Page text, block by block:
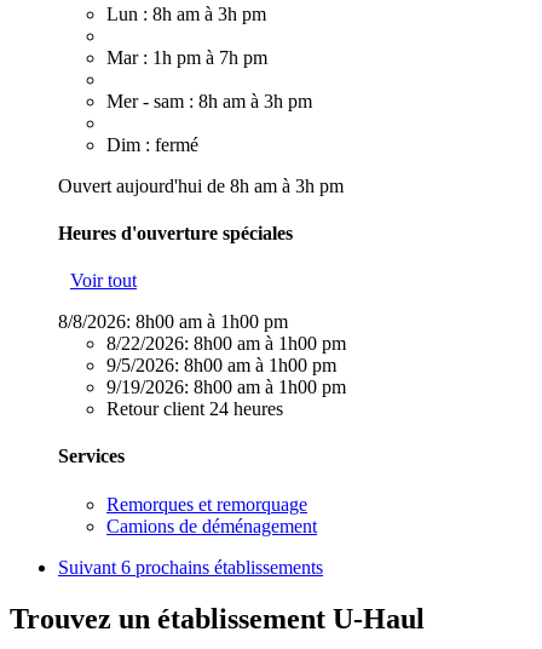
Lun : 8h am à 3h pm
Mar : 1h pm à 7h pm
Mer - sam : 8h am à 3h pm
Dim : fermé
Ouvert aujourd'hui de 8h am à 3h pm
Heures d'ouverture spéciales
Voir tout
8/8/2026: 8h00 am à 1h00 pm
8/22/2026: 8h00 am à 1h00 pm
9/5/2026: 8h00 am à 1h00 pm
9/19/2026: 8h00 am à 1h00 pm
Retour client 24 heures
Services
Remorques et remorquage
Camions de déménagement
Suivant 6 prochains établissements
Trouvez un établissement U-Haul